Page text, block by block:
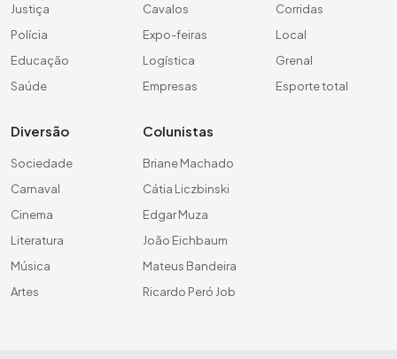
Justiça
Polícia
Educação
Saúde
Cavalos
Expo-feiras
Logística
Empresas
Corridas
Local
Grenal
Esporte total
Diversão
Sociedade
Carnaval
Cinema
Literatura
Música
Artes
Colunistas
Briane Machado
Cátia Liczbinski
Edgar Muza
João Eichbaum
Mateus Bandeira
Ricardo Peró Job